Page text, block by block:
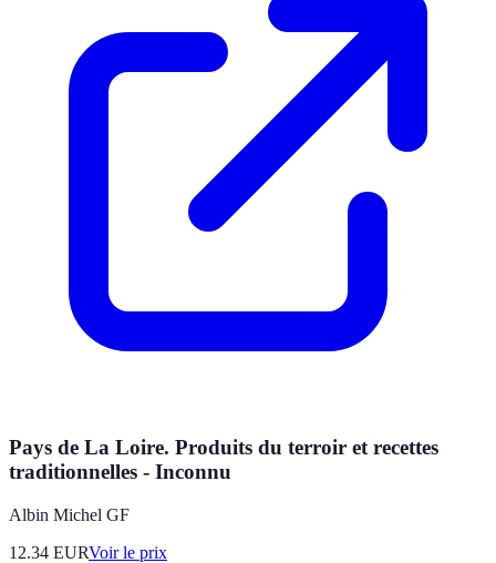
Pays de La Loire. Produits du terroir et recettes
traditionnelles - Inconnu
Albin Michel GF
12.34 EURVoir le prix